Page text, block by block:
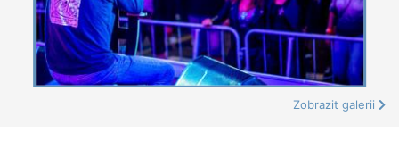
Zobrazit galerii